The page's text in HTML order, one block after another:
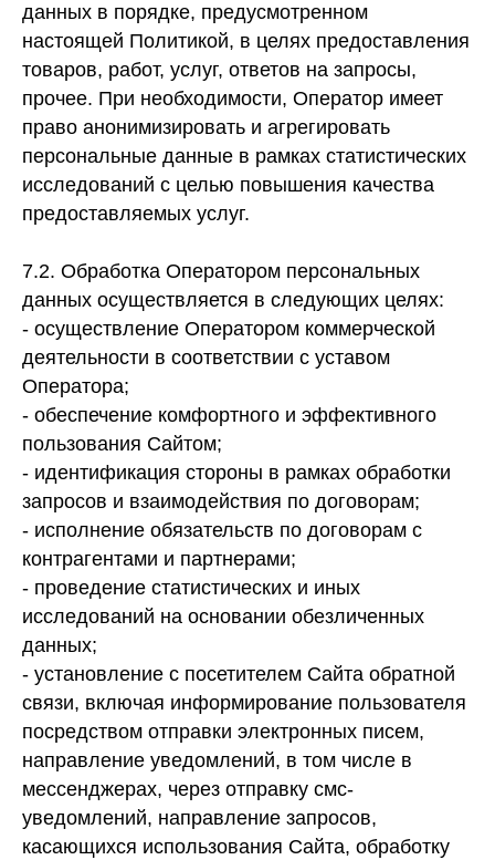
данных в порядке, предусмотренном
настоящей Политикой, в целях предоставления
товаров, работ, услуг, ответов на запросы,
прочее. При необходимости, Оператор имеет
право анонимизировать и агрегировать
персональные данные в рамках статистических
исследований с целью повышения качества
предоставляемых услуг.
7.2. Обработка Оператором персональных
данных осуществляется в следующих целях:
- осуществление Оператором коммерческой
деятельности в соответствии с уставом
Оператора;
- обеспечение комфортного и эффективного
пользования Сайтом;
- идентификация стороны в рамках обработки
запросов и взаимодействия по договорам;
- исполнение обязательств по договорам с
контрагентами и партнерами;
- проведение статистических и иных
исследований на основании обезличенных
данных;
- установление с посетителем Сайта обратной
связи, включая информирование пользователя
посредством отправки электронных писем,
направление уведомлений, в том числе в
мессенджерах, через отправку смс-
уведомлений, направление запросов,
касающихся использования Сайта, обработку